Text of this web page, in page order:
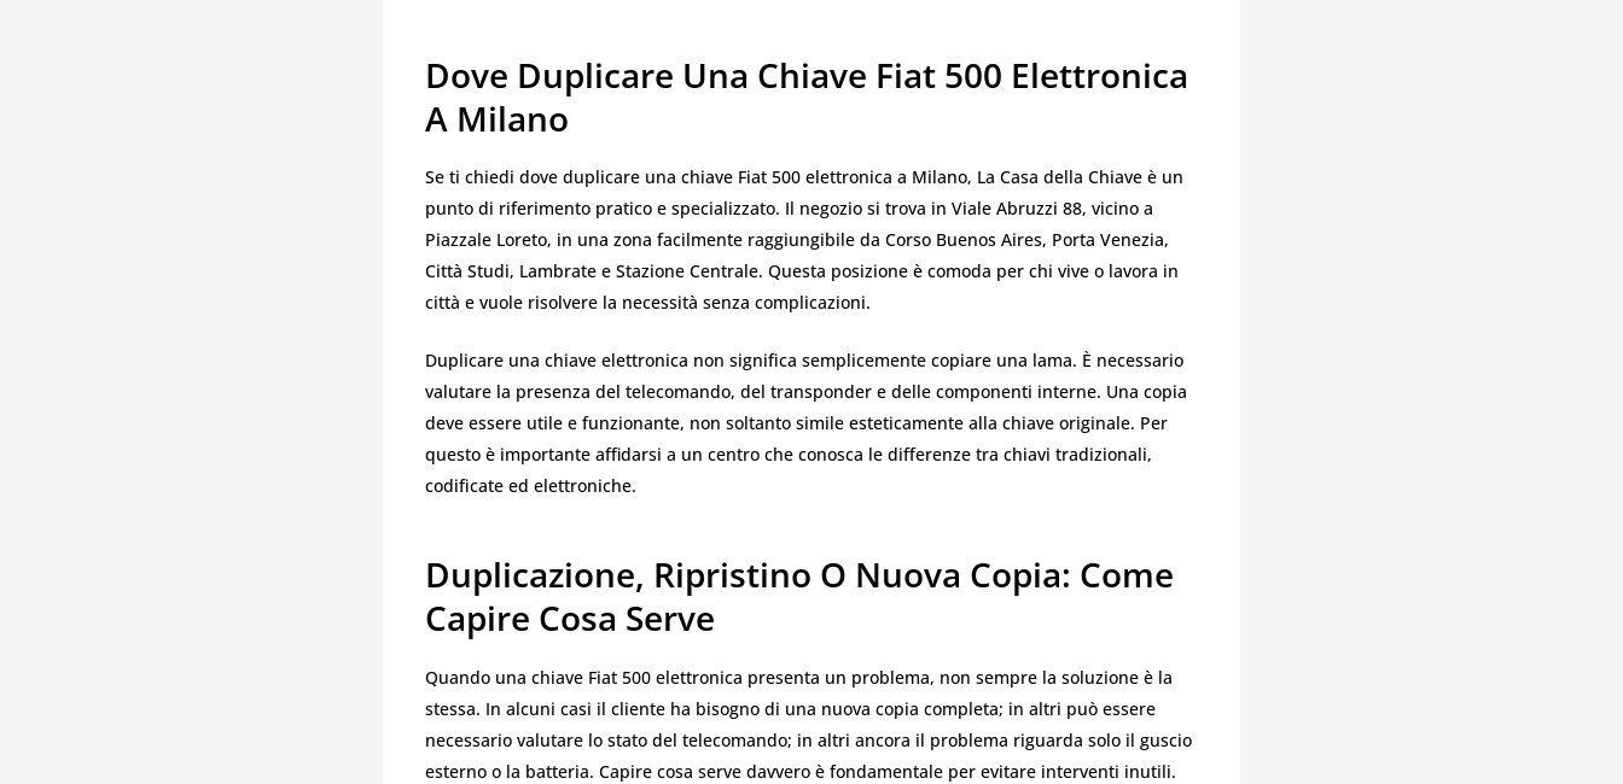
Dove Duplicare Una Chiave Fiat 500 Elettronica
A Milano
Se ti chiedi dove duplicare una chiave Fiat 500 elettronica a Milano, La Casa della Chiave è un
punto di riferimento pratico e specializzato. Il negozio si trova in Viale Abruzzi 88, vicino a
Piazzale Loreto, in una zona facilmente raggiungibile da Corso Buenos Aires, Porta Venezia,
Città Studi, Lambrate e Stazione Centrale. Questa posizione è comoda per chi vive o lavora in
città e vuole risolvere la necessità senza complicazioni.
Duplicare una chiave elettronica non significa semplicemente copiare una lama. È necessario
valutare la presenza del telecomando, del transponder e delle componenti interne. Una copia
deve essere utile e funzionante, non soltanto simile esteticamente alla chiave originale. Per
questo è importante affidarsi a un centro che conosca le differenze tra chiavi tradizionali,
codificate ed elettroniche.
Duplicazione, Ripristino O Nuova Copia: Come
Capire Cosa Serve
Quando una chiave Fiat 500 elettronica presenta un problema, non sempre la soluzione è la
stessa. In alcuni casi il cliente ha bisogno di una nuova copia completa; in altri può essere
necessario valutare lo stato del telecomando; in altri ancora il problema riguarda solo il guscio
esterno o la batteria. Capire cosa serve davvero è fondamentale per evitare interventi inutili.